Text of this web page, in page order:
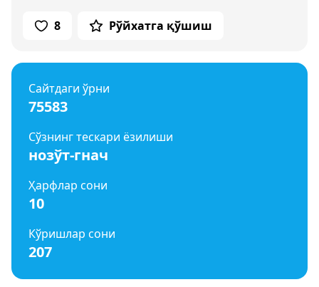
8 Рўйхатга қўшиш
Сайтдаги ўрни
75583
Сўзнинг тескари ёзилиши
нозўт-гнач
Ҳарфлар сони
10
Кўришлар сони
207